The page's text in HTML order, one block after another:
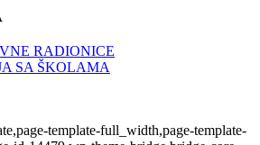
RADIONICE
SA ŠKOLAMA
template-full_width,page-template-